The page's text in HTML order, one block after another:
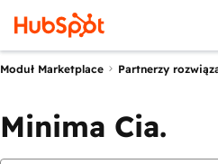
Moduł Marketplace Partnerzy
Minima Cia.